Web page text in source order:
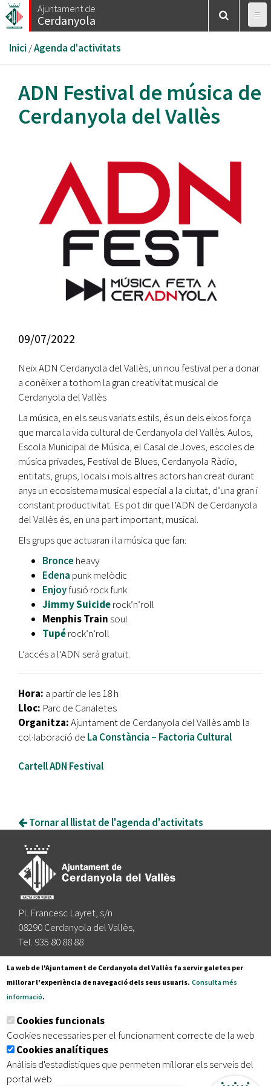
Vés
al
Ajuntament de
Cerdanyola
Esteu
aquí
Inici /Agenda d'activitats
ADN Festival de música de
Cerdanyola del Vallès
09/07/2022
Neix ADN Cerdanyola del Vallès, un nou festival per a donar
a conèixer a tothom la gran creativitat musical de
Cerdanyola del Vallès
La música, en els seus variats estils, és un dels eixos força
que marca la vida cultural de Cerdanyola del Vallès. Aulos,
Escola Municipal de Música, el Casal de Joves, escoles de
música privades, Festival de Blues, Cerdanyola Ràdio,
entitats, grups, locals i mols altres actors han creat durant
anys un ecosistema musical especial a la ciutat, d’una gran i
constant productivitat. Es pot dir que l’ADN de Cerdanyola
del Vallès és, en una part important, musical.
Els grups que actuaran i la música que fan:
Bronce heavy
Edena punk melòdic
Enjoyfusió rock funk
Jimmy Suiciderock’n’roll
Menphis Trainsoul
Tupérock’n’roll
L’accés a l’ADN serà gratuït.
Hora: a partir de les 18 h
Lloc: Parc de Canaletes
Organitza:Ajuntament de Cerdanyola del Vallès amb la
col·laboració de La Constància – Factoria Cultural
Cartell ADN Festival
Tornar al llistat de l'agenda d'activitats
Pl. Francesc Layret, s/n
08290 Cerdanyola del Vallès,
Tel. 935 80 88 88
Segueix-nos a:
Subscriu-te al nostre butlletí
Inici | Avís legal | Protecció de dades
| Accessibilitat
La web de l'Ajuntament de Cerdanyola del Vallès fa servir galetes per
millorar l'experiència de navegació dels seus usuaris. Consulta més
informació.
Cookies funcionals
Cookies necessaries per el funcionament correcte de la web
Cookies analítiques
Anàlisis d'estadístiques que permeten millorar els serveis del
portal web